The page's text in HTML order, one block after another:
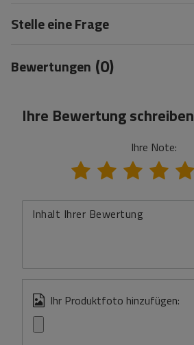
Stelle eine Frage
Bewertungen (0)
Ihre Bewertung schreiben
Ihre Note:
Inhalt Ihrer Bewertung
Ihr Produktfoto hinzufügen: